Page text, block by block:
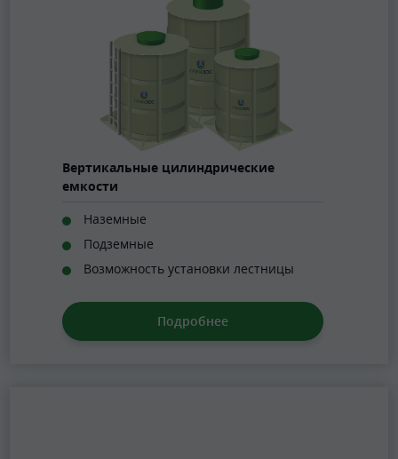
Вертикальные цилиндрические
емкости
Наземные
Подземные
Возможность установки лестницы
Подробнее